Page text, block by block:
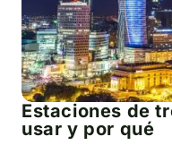
Estaciones de
usar y por qué